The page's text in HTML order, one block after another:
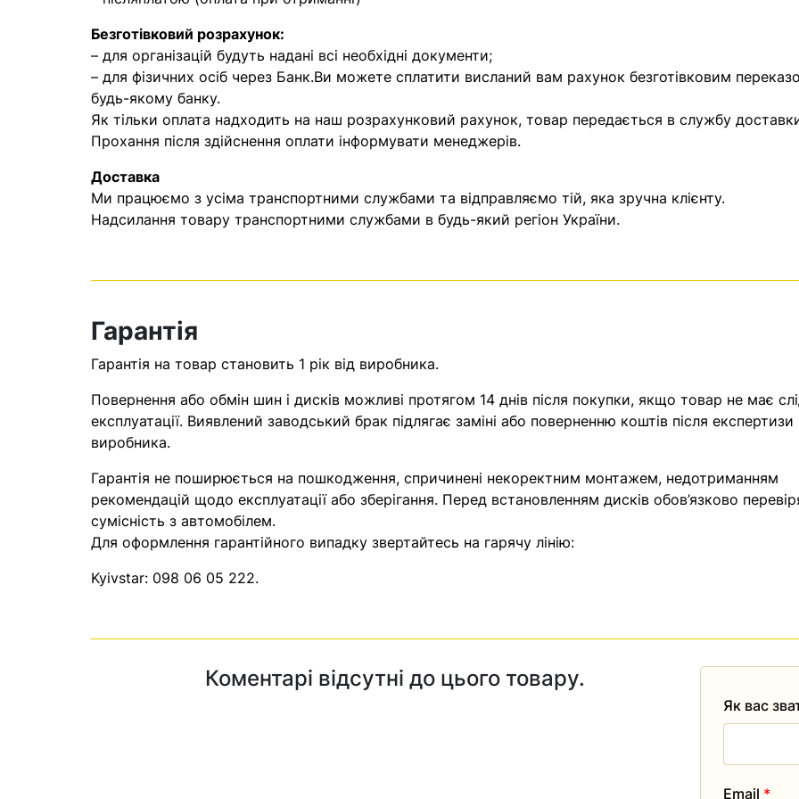
Безготівковий розрахунок:
– для організацій будуть надані всі необхідні документи;
– для фізичних осіб через Банк.Ви можете сплатити висланий вам рахунок безготівковим
будь-якому банку.
Як тільки оплата надходить на наш розрахунковий рахунок, товар передається в службу
Прохання після здійснення оплати інформувати менеджерів.
Доставка
Ми працюємо з усіма транспортними службами та відправляємо тій, яка зручна клієнту.
Надсилання товару транспортними службами в будь-який регіон України.
Гарантія
Гарантія на товар становить 1 рік від виробника.
Повернення або обмін шин і дисків можливі протягом 14 днів після покупки, якщо товар не має
експлуатації. Виявлений заводський брак підлягає заміні або поверненню коштів після експертизи
виробника.
Гарантія не поширюється на пошкодження, спричинені некоректним монтажем, недотриманням
рекомендацій щодо експлуатації або зберігання. Перед встановленням дисків обов’язково
сумісність з автомобілем.
Для оформлення гарантійного випадку звертайтесь на гарячу лінію:
Kyivstar: 098 06 05 222.
Коментарі відсутні до цього товару.
Як вас
Email *